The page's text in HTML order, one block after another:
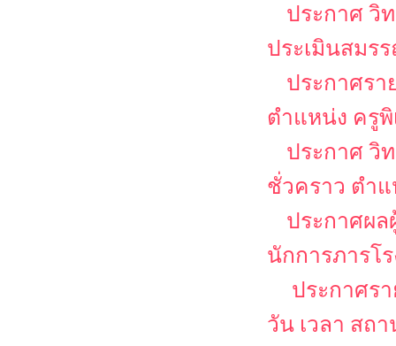
ประกาศ วิ
ประเมินสมร
ประกาศรา
ตำแหน่ง ครูพิ
ประกาศ วิ
ชั่วคราว ตำ
ประกาศผ
นักการภารโร
ประกาศร
วัน เวลา สถ